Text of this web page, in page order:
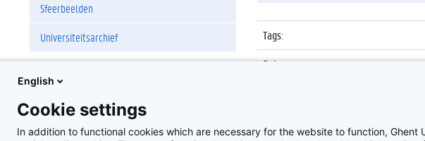
Sfeerbeelden
Universiteitsarchief
Tags:
Datum:
English
Cookie settings
In addition to functional cookies which are necessary for the website to function,